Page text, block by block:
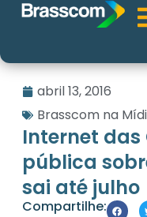
abril 13, 2016
Brasscom na
Internet das
pública
sai até julho
Compartilhe: